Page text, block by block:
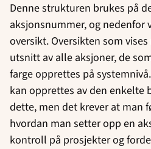
Denne strukturen brukes på
aksjonsnummer, og nedenfor
oversikt. Oversikten som
utsnitt av alle aksjoner, de
farge opprettes på
kan opprettes av den enkelte
dette, men det krever at man
hvordan man setter opp en
kontroll på prosjekter og